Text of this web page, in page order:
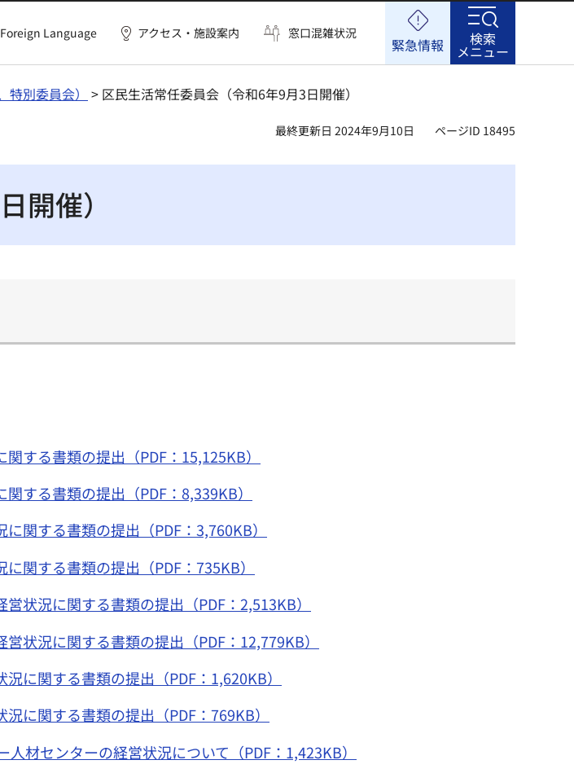
Foreign Language アクセス・施設案内 窓口混雑状況
緊急情報 検索
メニュー
別委員会） > 区民生活常任委員会（令和6年9月3日開催）
最終更新日 2024年9月10日 ページID 18495
開催）
する書類の提出（PDF：15,125KB）
する書類の提出（PDF：8,339KB）
関する書類の提出（PDF：3,760KB）
関する書類の提出（PDF：735KB）
状況に関する書類の提出（PDF：2,513KB）
状況に関する書類の提出（PDF：12,779KB）
に関する書類の提出（PDF：1,620KB）
に関する書類の提出（PDF：769KB）
材センターの経営状況について（PDF：1,423KB）